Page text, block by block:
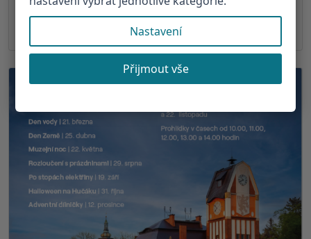
Noční prohlídky na Bílé věži
Bílá věž - Hradec KrálovéNastavení
Přijmout vše